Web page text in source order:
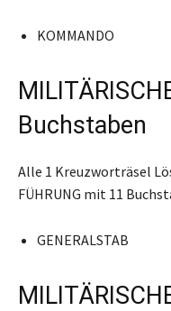
KOMMANDO
Buchstaben
Alle 1 Kreuzworträsel
FÜHRUNG mit 11
GENERALSTAB